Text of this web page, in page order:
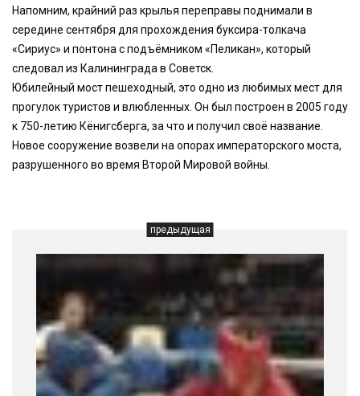
Напомним, крайний раз крылья переправы поднимали в
середине сентября для прохождения буксира-толкача
«Сириус» и понтона с подъёмником «Пеликан», который
следовал из Калининграда в Советск.
Юбилейный мост пешеходный, это одно из любимых мест для
прогулок туристов и влюбленных. Он был построен в 2005 году
к 750-летию Кёнигсберга, за что и получил своё название.
Новое сооружение возвели на опорах императорского моста,
разрушенного во время Второй Мировой войны.
предыдущая